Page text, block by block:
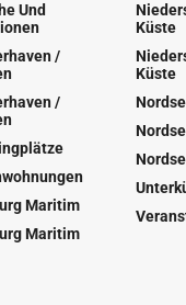
Und
/
/
Maritim
Maritim
Küste
Küste